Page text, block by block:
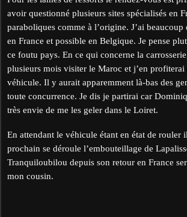
avoir questionné plusieurs sites spécialisés en
paraboliques comme à l’origine. J’ai
en France et possible en Belgique. Je pense
ce foutu pays. En ce qui concerne la
plusieurs mois visiter le Maroc et j’en
véhicule. Il y aurait apparemment là-bas des
toute concurrence. Je dis je partirai car
très envie de me les geler dans le Loiret.
En attendant le véhicule étant en état de rouler
prochain se déroule l’embouteillage de
Tranquiloubilou depuis son retour en France
mon cousin.